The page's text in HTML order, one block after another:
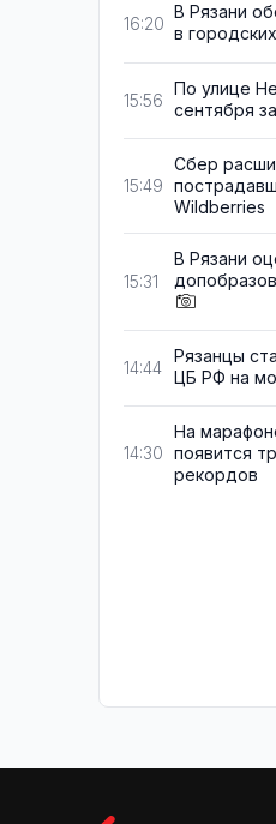
16:20
В Рязани
в
15:56
По улице
сентября
15:49
Сбер
Wildberries
15:31
В Рязани
14:44
Рязанцы
ЦБ РФ на
14:30
На
появится
рекордов